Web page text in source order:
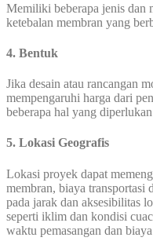
Memiliki beberapa jenis dan
ketebalan membran yang
4. Bentuk
Jika desain atau rancangan
mempengaruhi harga dari
beberapa hal yang
5. Lokasi Geografis
Lokasi proyek dapat
membran, biaya transportasi
pada jarak dan aksesibilitas
seperti iklim dan kondisi
waktu pemasangan dan